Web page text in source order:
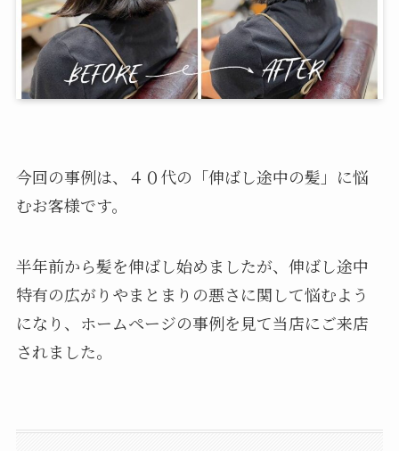
今回の事例は、４０代の「伸ばし途中の髪」に悩
むお客様です。
半年前から髪を伸ばし始めましたが、伸ばし途中
特有の広がりやまとまりの悪さに関して悩むよう
になり、ホームページの事例を見て当店にご来店
されました。